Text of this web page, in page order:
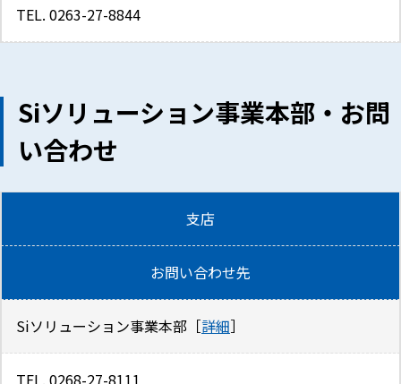
TEL. 0263-27-8844
Siソリューション事業本部・お問
い合わせ
支店
お問い合わせ先
Siソリューション事業本部［詳細］